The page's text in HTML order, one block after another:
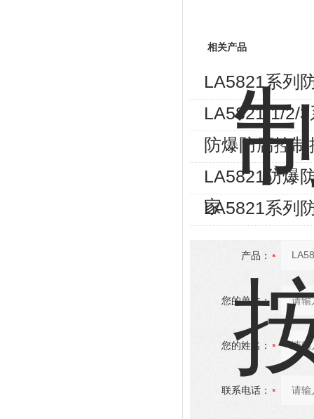
相关产品
LA5821系列
LA5821-1/2/
防爆防腐控
LA5821防爆
家
LA5821系列
产品：
您的单位：
您的姓名：
联系电话：